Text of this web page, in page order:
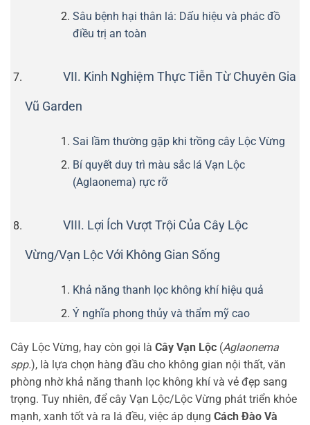
Sâu bệnh hại thân lá: Dấu hiệu và phác đồ
điều trị an toàn
VII. Kinh Nghiệm Thực Tiễn Từ Chuyên Gia
Vũ Garden
Sai lầm thường gặp khi trồng cây Lộc Vừng
Bí quyết duy trì màu sắc lá Vạn Lộc
(Aglaonema) rực rỡ
VIII. Lợi Ích Vượt Trội Của Cây Lộc
Vừng/Vạn Lộc Với Không Gian Sống
Khả năng thanh lọc không khí hiệu quả
Ý nghĩa phong thủy và thẩm mỹ cao
Cây Lộc Vừng, hay còn gọi là Cây Vạn Lộc (Aglaonema
spp.), là lựa chọn hàng đầu cho không gian nội thất, văn
phòng nhờ khả năng thanh lọc không khí và vẻ đẹp sang
trọng. Tuy nhiên, để cây Vạn Lộc/Lộc Vừng phát triển khỏe
mạnh, xanh tốt và ra lá đều, việc áp dụng Cách Đào Và